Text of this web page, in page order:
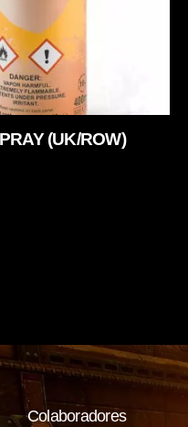
(UK/ROW)
Colaboradores